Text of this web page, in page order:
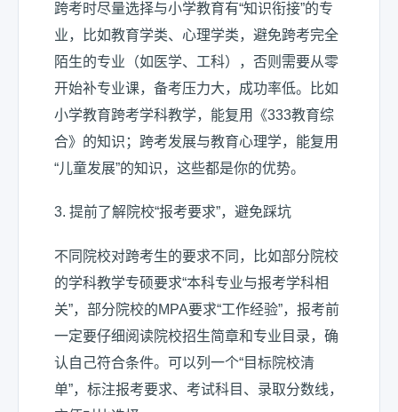
跨考时尽量选择与小学教育有“知识衔接”的专
业，比如教育学类、心理学类，避免跨考完全
陌生的专业（如医学、工科），否则需要从零
开始补专业课，备考压力大，成功率低。比如
小学教育跨考学科教学，能复用《333教育综
合》的知识；跨考发展与教育心理学，能复用
“儿童发展”的知识，这些都是你的优势。
3. 提前了解院校“报考要求”，避免踩坑
不同院校对跨考生的要求不同，比如部分院校
的学科教学专硕要求“本科专业与报考学科相
关”，部分院校的MPA要求“工作经验”，报考前
一定要仔细阅读院校招生简章和专业目录，确
认自己符合条件。可以列一个“目标院校清
单”，标注报考要求、考试科目、录取分数线，